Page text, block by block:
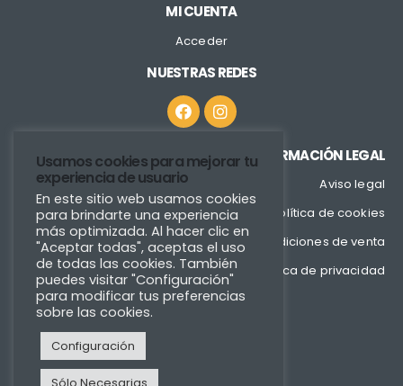
MI CUENTA
Acceder
NUESTRAS REDES
INFORMACIÓN LEGAL
Aviso legal
Política de cookies
Condiciones de venta
Política de privacidad
Usamos cookies para mejorar tu
experiencia de usuario
En este sitio web usamos cookies
para brindarte una experiencia
más optimizada. Al hacer clic en
"Aceptar todas", aceptas el uso
de todas las cookies. También
puedes visitar "Configuración"
para modificar tus preferencias
sobre las cookies.
Configuración